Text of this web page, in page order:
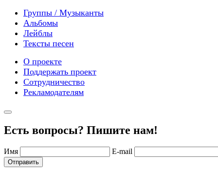
Группы / Музыканты
Альбомы
Лейблы
Тексты песен
О проекте
Поддержать проект
Сотрудничество
Рекламодателям
Есть вопросы? Пишите нам!
Имя E-mail